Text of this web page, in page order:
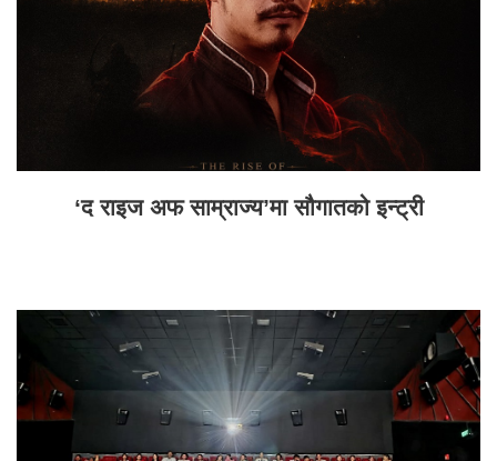
‘द राइज अफ साम्राज्य’मा सौगातको इन्ट्री